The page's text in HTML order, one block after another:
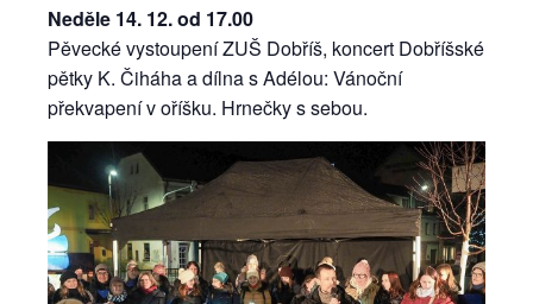
Neděle 14. 12. od 17.00
Pěvecké vystoupení ZUŠ Dobříš, koncert Dobříšské
pětky K. Čiháha a dílna s Adélou: Vánoční
překvapení v oříšku. Hrnečky s sebou.